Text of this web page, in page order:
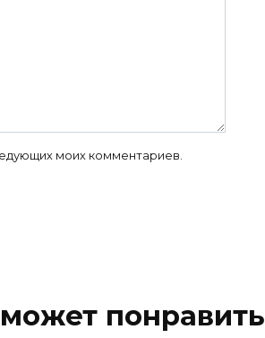
моих комментариев.